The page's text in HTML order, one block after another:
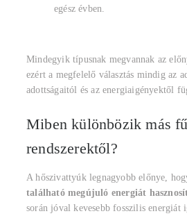
egész évben.
Mindegyik típusnak megvannak az
ezért a megfelelő választás mindig az
adottságaitól és az energiaigényektől
Miben különbözik más
rendszerektől?
A hőszivattyúk legnagyobb előnye,
található megújuló energiát
során jóval kevesebb fosszilis energiát